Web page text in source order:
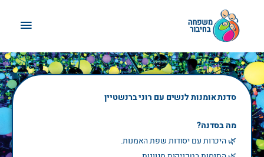
ברנשטיין
סדנת אומנות לנשים עם רוני ברנשטיין
מה בסדנה?
🌿 היכרות עם יסודות שפת האמנות.